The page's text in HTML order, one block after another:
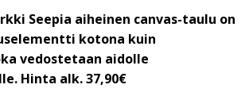
Seepia aiheinen canvas-taulu on
kotona kuin
vedostetaan aidolle
Hinta alk. 37,90€